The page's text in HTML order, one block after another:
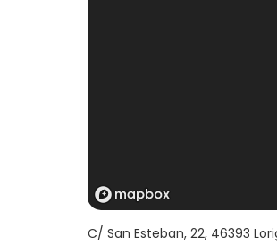
C/ San Esteban, 22, 46393